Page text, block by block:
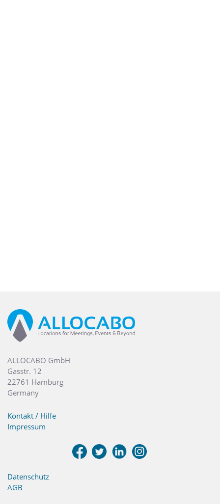
ALLOCABO GmbH
Gasstr. 12
22761 Hamburg
Germany
Kontakt / Hilfe
Impressum
Datenschutz
AGB